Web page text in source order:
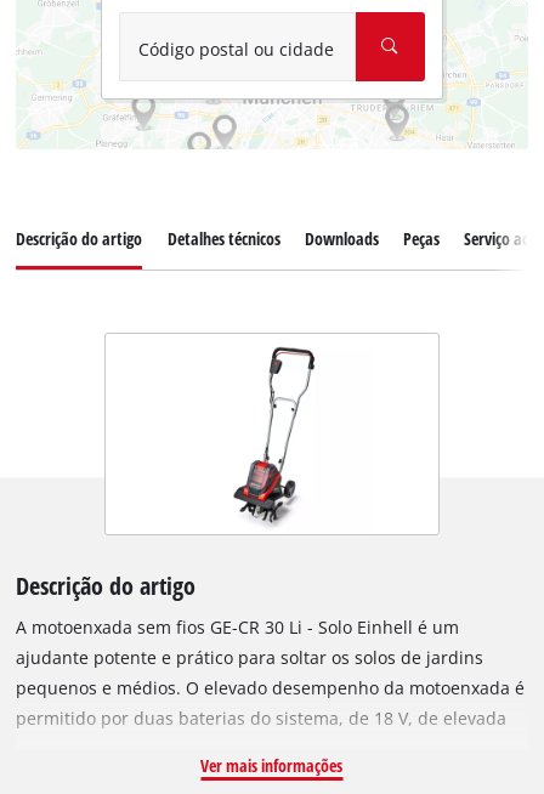
Código postal ou cidade
Descrição do artigo Detalhes técnicos Downloads Peças Serviço ao
Descrição do artigo
A motoenxada sem fios GE-CR 30 Li - Solo Einhell é um
ajudante potente e prático para soltar os solos de jardins
pequenos e médios. O elevado desempenho da motoenxada é
permitido por duas baterias do sistema, de 18 V, de elevada
fazem parte da gama Power X-Change, todos as baterias e
Ver mais informações